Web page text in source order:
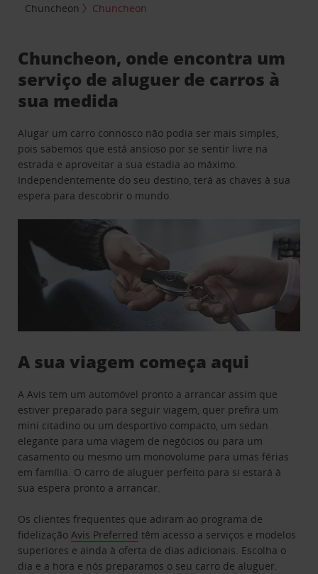
Chuncheon
Chuncheon
Chuncheon, onde encontra um
serviço de aluguer de carros à
sua medida
Alugar um carro connosco não podia ser mais simples,
pois sabemos que está ansioso por se sentir livre na
estrada e aproveitar a sua estadia ao máximo.
Independentemente do seu destino, terá as chaves à sua
espera para descobrir o mundo.
A sua viagem começa aqui
A Avis tem um automóvel pronto a arrancar assim que
estiver preparado para seguir viagem, quer prefira um
mini citadino ou um desportivo compacto, um sedan
elegante para uma viagem de negócios ou para um
casamento ou mesmo um monovolume para umas férias
em família. O carro de aluguer perfeito para si estará à
sua espera pronto a arrancar.
Os clientes frequentes que adiram ao programa de
fidelizaçãoAvis Preferred têm acesso a serviços e modelos
superiores e ainda à oferta de dias adicionais. Escolha o
dia e a hora e nós preparamos o seu carro de aluguer.